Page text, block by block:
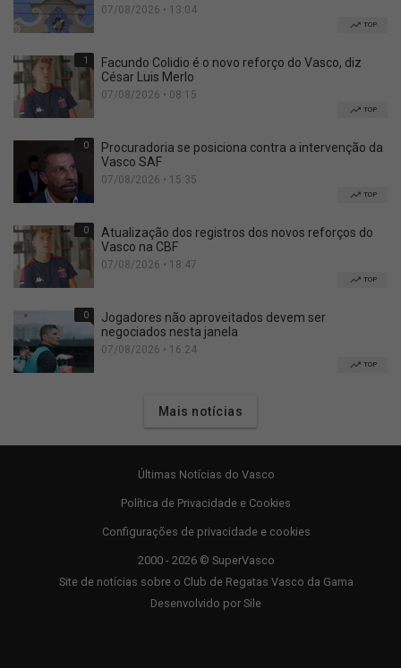
07/08/2026 • 13:04
TOP
1
Facundo Colidio é o novo reforço do Vasco, diz
César Luis Merlo
07/08/2026 • 08:15
TOP
0
Procuradoria se posiciona contra a intervenção da
Vasco SAF
07/08/2026 • 15:35
TOP
0
Atualização dos registros dos novos reforços do
Vasco na CBF
07/08/2026 • 18:47
TOP
0
Jogadores não aproveitados devem ser
negociados nesta janela
07/08/2026 • 16:24
TOP
Mais notícias
Últimas Notícias do Vasco
Política de Privacidade e Cookies
Configurações de privacidade e cookies
2000 - 2026 © SuperVasco
Site de notícias sobre o Club de Regatas Vasco da Gama
Desenvolvido por Sile